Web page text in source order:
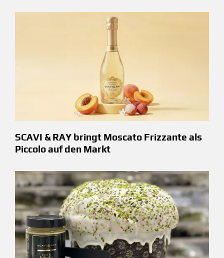
SCAVI & RAY bringt Moscato Frizzante als
Piccolo auf den Markt